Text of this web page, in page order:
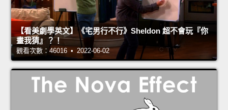
【看美劇學英文】《宅男行不行》Sheldon 超不會玩『你
畫我猜』？！
觀看次數：46016 • 2022-06-02